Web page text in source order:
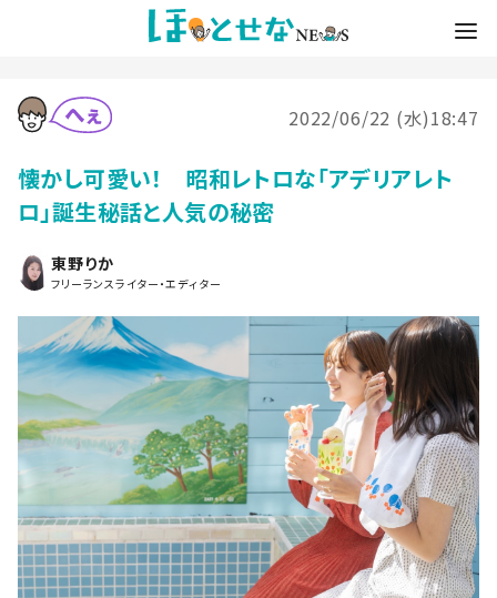
2022/06/22 (水)18:47
懐かし可愛い！ 昭和レトロな「アデリアレト
ロ」誕生秘話と人気の秘密
東野りか
フリーランスライター・エディター